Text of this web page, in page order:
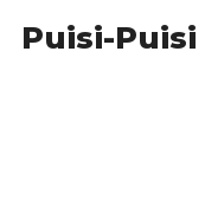
Puisi-